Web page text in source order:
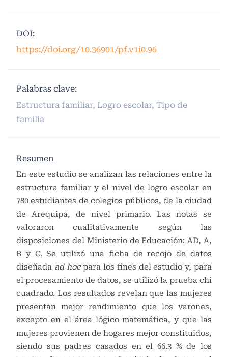
DOI:
https://doi.org/10.36901/pf.v1i0.96
Palabras clave:
Estructura familiar, Logro escolar, Tipo de
familia
Resumen
En este estudio se analizan las relaciones entre la
estructura familiar y el nivel de logro escolar en
780 estudiantes de colegios públicos, de la ciudad
de Arequipa, de nivel primario. Las notas se
valoraron cualitativamente según las
disposiciones del Ministerio de Educación: AD, A,
B y C. Se utilizó una ficha de recojo de datos
diseñada ad hocpara los fines del estudio y, para
el procesamiento de datos, se utilizó la prueba chi
cuadrado. Los resultados revelan que las mujeres
presentan mejor rendimiento que los varones,
excepto en el área lógico matemática, y que las
mujeres provienen de hogares mejor constituidos,
siendo sus padres casados en el 66.3 % de los